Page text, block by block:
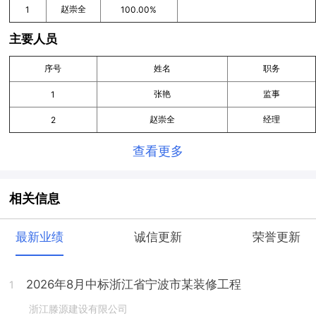
1 赵崇全 100.00%
主要人员
序号 姓名 职务
1 张艳 监事
2 赵崇全 经理
查看更多
相关信息
最新业绩 诚信更新 荣誉更新
1 2026年8月中标浙江省宁波市某装修工程
浙江滕源建设有限公司